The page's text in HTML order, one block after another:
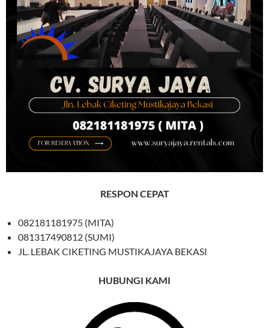
RESPON CEPAT
082181181975 (MITA)
081317490812 (SUMI)
JL. LEBAK CIKETING MUSTIKAJAYA BEKASI
HUBUNGI KAMI